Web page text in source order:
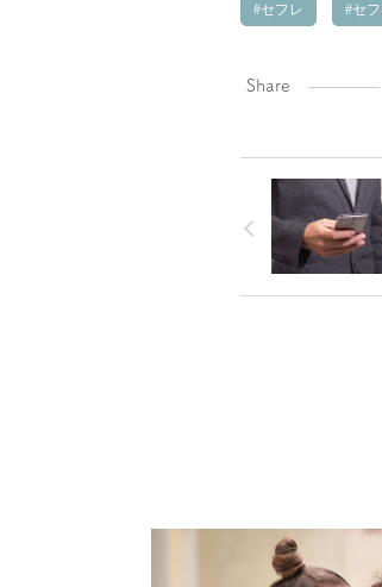
セフレ セフ
Share